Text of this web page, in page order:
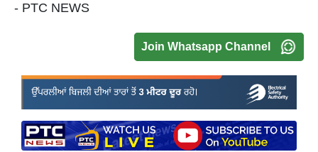
- PTC NEWS
Join Whatsapp Channel